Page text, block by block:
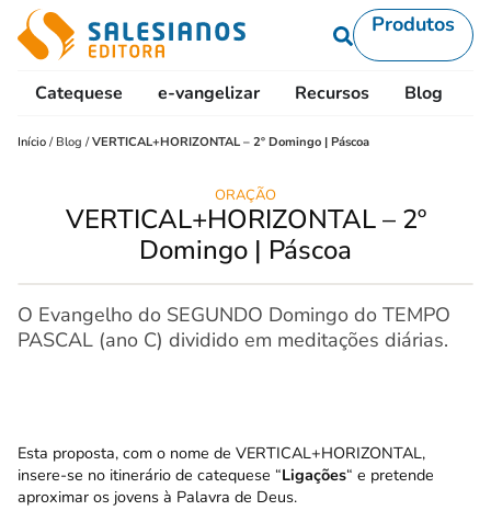
Produtos
Catequese e-vangelizar Recursos Blog
Início / Blog /VERTICAL+HORIZONTAL – 2º Domingo | Páscoa
ORAÇÃO
VERTICAL+HORIZONTAL – 2º
Domingo | Páscoa
O Evangelho do SEGUNDO Domingo do TEMPO
PASCAL (ano C) dividido em meditações diárias.
Esta proposta, com o nome de VERTICAL+HORIZONTAL,
insere-se no itinerário de catequese “Ligações“ e pretende
aproximar os jovens à Palavra de Deus.